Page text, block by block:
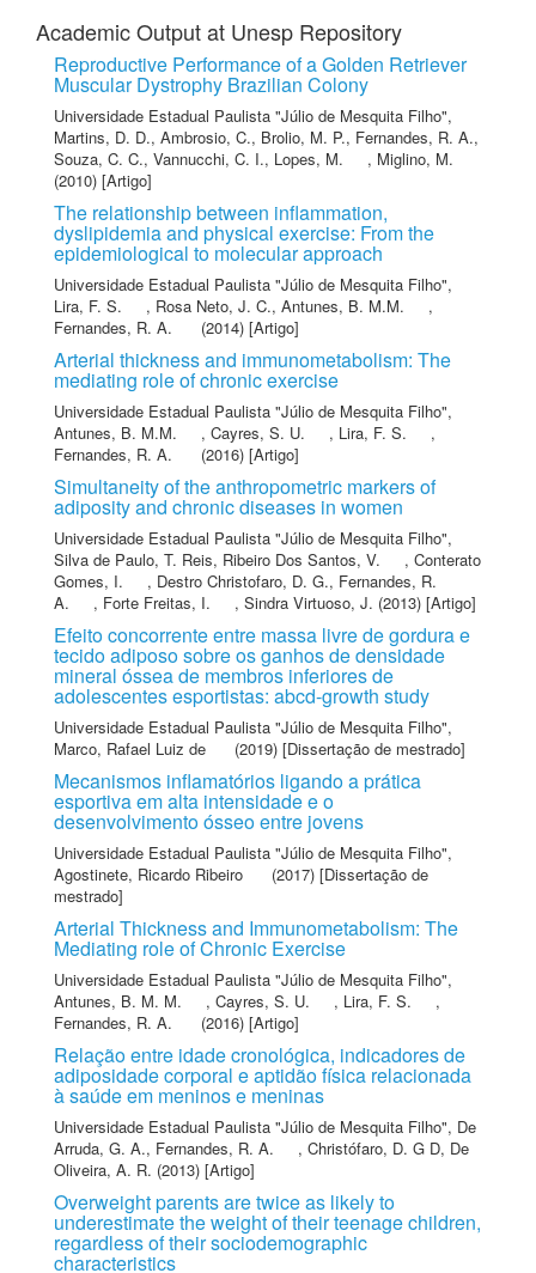
Academic Output at Unesp Repository
Reproductive Performance of a Golden Retriever
Muscular Dystrophy Brazilian Colony
Universidade Estadual Paulista "Júlio de Mesquita Filho",
Martins, D. D., Ambrosio, C., Brolio, M. P., Fernandes, R. A.,
Souza, C. C., Vannucchi, C. I., Lopes, M. , Miglino, M.
(2010) [Artigo]
The relationship between inflammation,
dyslipidemia and physical exercise: From the
epidemiological to molecular approach
Universidade Estadual Paulista "Júlio de Mesquita Filho",
Lira, F. S.
, Rosa Neto, J. C., Antunes, B. M.M.
,
Fernandes, R. A.
(2014) [Artigo]
Arterial thickness and immunometabolism: The
mediating role of chronic exercise
Universidade Estadual Paulista "Júlio de Mesquita Filho",
Antunes, B. M.M.
, Cayres, S. U. , Lira, F. S.
,
Fernandes, R. A.
(2016) [Artigo]
Simultaneity of the anthropometric markers of
adiposity and chronic diseases in women
Universidade Estadual Paulista "Júlio de Mesquita Filho",
Silva de Paulo, T. Reis, Ribeiro Dos Santos, V. , Conterato
Gomes, I.
, Destro Christofaro, D. G., Fernandes, R.
A.
, Forte Freitas, I. , Sindra Virtuoso, J. (2013) [Artigo]
Efeito concorrente entre massa livre de gordura e
tecido adiposo sobre os ganhos de densidade
mineral óssea de membros inferiores de
adolescentes esportistas: abcd-growth study
Universidade Estadual Paulista "Júlio de Mesquita Filho",
Marco, Rafael Luiz de
(2019) [Dissertação de mestrado]
Mecanismos inflamatórios ligando a prática
esportiva em alta intensidade e o
desenvolvimento ósseo entre jovens
Universidade Estadual Paulista "Júlio de Mesquita Filho",
Agostinete, Ricardo Ribeiro
(2017) [Dissertação de
mestrado]
Arterial Thickness and Immunometabolism: The
Mediating role of Chronic Exercise
Universidade Estadual Paulista "Júlio de Mesquita Filho",
Antunes, B. M. M.
, Cayres, S. U. , Lira, F. S.
,
Fernandes, R. A.
(2016) [Artigo]
Relação entre idade cronológica, indicadores de
adiposidade corporal e aptidão física relacionada
à saúde em meninos e meninas
Universidade Estadual Paulista "Júlio de Mesquita Filho", De
Arruda, G. A., Fernandes, R. A. , Christófaro, D. G D, De
Oliveira, A. R. (2013) [Artigo]
Overweight parents are twice as likely to
underestimate the weight of their teenage children,
regardless of their sociodemographic
characteristics